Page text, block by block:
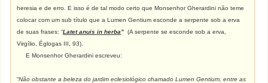
heresia e de erro. E isso é de tal modo certo que Monsenhor Gherardini não teme
colocar com um sub título que a Lumen Gentium esconde a serpente sob a erva
de suas frases: “Latet anuis in herba” (A serpente se esconde sob a erva,
Virgílio, Églogas III, 93).
E Monsenhor Gherardini escreveu:
“Não obstante a beleza do jardim eclesiológico chamado Lumen Gentium, entre as